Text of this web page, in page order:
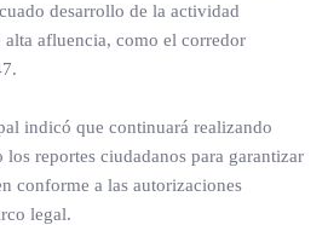
desarrollo de la actividad
alta afluencia, como el corredor
indicó que continuará realizando
reportes ciudadanos para garantizar
conforme a las autorizaciones
legal.